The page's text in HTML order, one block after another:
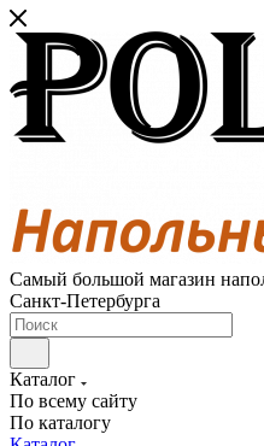
Самый большой магазин
Санкт-Петербурга
Каталог
По всему сайту
По каталогу